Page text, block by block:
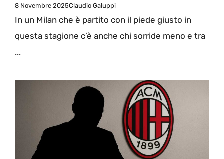
8 Novembre 2025Claudio Galuppi
In un Milan che è partito con il piede giusto in
questa stagione c’è anche chi sorride meno e tra
...